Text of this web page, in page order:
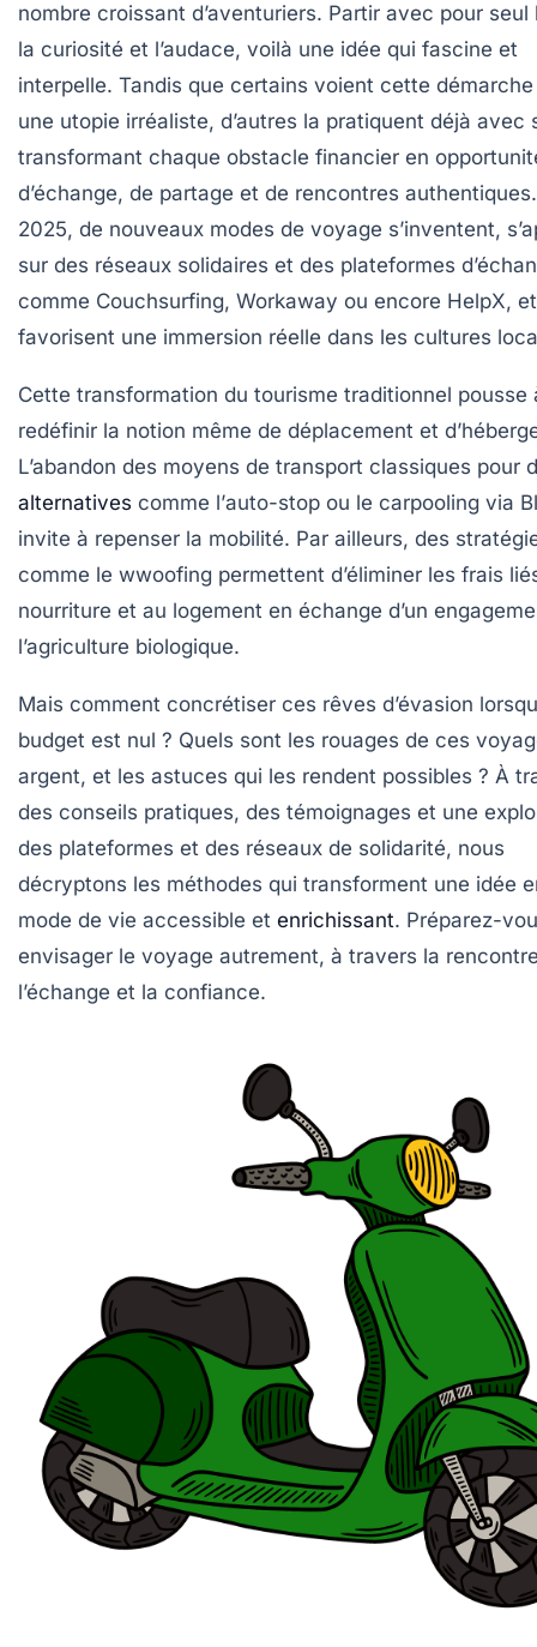
nombre croissant d’aventuriers. Partir avec pour seul
la curiosité et l’audace, voilà une idée qui fascine et
interpelle. Tandis que certains voient cette
une utopie irréaliste, d’autres la pratiquent déjà avec
transformant chaque obstacle financier en
d’échange, de partage et de rencontres
2025, de nouveaux modes de voyage s’inventent,
sur des réseaux solidaires et des plateformes
comme Couchsurfing, Workaway ou encore HelpX, et
favorisent une immersion réelle dans les cultures
Cette transformation du tourisme traditionnel pousse
redéfinir la notion même de déplacement et
L’abandon des moyens de transport classiques pour
alternatives comme l’auto-stop ou le carpooling via
invite à repenser la mobilité. Par ailleurs, des
comme le wwoofing permettent d’éliminer les frais
nourriture et au logement en échange d’un
l’agriculture biologique.
Mais comment concrétiser ces rêves d’évasion
budget est nul ? Quels sont les rouages de ces
argent, et les astuces qui les rendent possibles ? À
des conseils pratiques, des témoignages et une
des plateformes et des réseaux de solidarité, nous
décryptons les méthodes qui transforment une idée
mode de vie accessible et enrichissant. Préparez-
envisager le voyage autrement, à travers la
l’échange et la confiance.